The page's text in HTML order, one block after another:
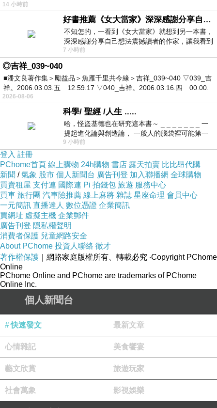
他們當初所堅持的心意，走到最後會變質嗎?
如果一樣簡單的東西最能擄獲人心
那麼，我信了。
沒有細水長流的感情，至少我們曾擁有一段故
事。
不再思考下去未來這種複雜的問題
也不再討論這樣的兩個人結合會有什麼火花
延順著時間的流逝，我們將一同成長。
將那份最簡單的情感，發揮的淋漓盡致
這次，在請你們每一個人，祝福我們一次。
上一篇：曾經，他和她
下一篇：聆聽，最後的告白
你來我的blog 我看到就點近來:)
我喜歡你的文章 都很有feel<3
14 小時前
好書推薦《女大當家》深深感謝分享自己想法震撼讀者的作家，讓我看到不同樣貌的家庭！
不知怎的，一看到《女大當家》就想到另一本書，
深深感謝分享自己想法震撼讀者的作家，讓我看到
不同樣貌的家庭！ 《女大
7 小時前
◎吉祥_039~040
■潘文良著作集＞勵益品＞魚雁千里共今緣＞吉祥_039~040 ▽039_吉
祥。2006.03.03.五 12:59:17 ▽040_吉祥。2006.03.16.四 00:00:
2026-08-06
科學/ 聖經 /人生 .....
哈，怪盜基德也在研究這本書～ _ _ _ _ _ _ _ 一
提起進化論與創造論， 一般人的腦袋裡可能第一
時間就有「 進化論很科
9 小時前
登入 註冊
PChome首頁 線上購物 24h購物 書店 露天拍賣 比比昂代購
新聞 /氣象 股市 個人新聞台 廣告刊登 加入聯播網 全球購物
買賣租屋 支付連 國際連 Pi 拍錢包 旅遊 服務中心
買車 旅行團 汽車險推薦 線上麻將 雜誌 星座命理 會員中心
一元簡訊 直播達人 數位憑證 企業簡訊
買網址 虛擬主機 企業郵件
廣告刊登 隱私權聲明
消費者保護 兒童網路安全
About PChome 投資人聯絡 徵才
著作權保護 ｜網路家庭版權所有、轉載必究 ‧Copyright PChome
Online
PChome Online and PChome are trademarks of PChome
Online Inc.
個人新聞台
快速發文 最新文章
心情雜記 美食饗宴
藝文欣賞 旅遊玩家
社會萬象 影視娛樂